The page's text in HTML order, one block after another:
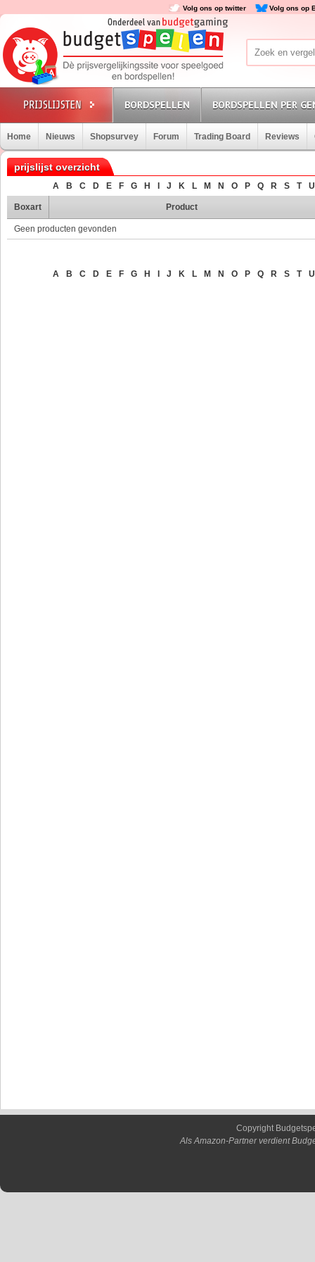
Volg ons op twitter Volg ons op
BORDSPELLEN BORDSPELLEN PER
Home Nieuws Shopsurvey Forum Trading Board Reviews
prijslijst overzicht
A B C D E F G H J K L M N O P Q R S T U
Boxart Product
Geen producten gevonden
A B C D E F G H J K L M N O P Q R S T U
Copyright
Als Amazon-Partner verdient